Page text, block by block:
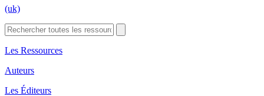
(uk)
Les Ressources
Auteurs
Les Éditeurs